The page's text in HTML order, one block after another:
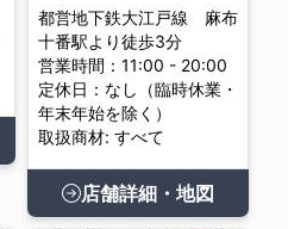
都営地下鉄大江戸線 麻布
十番駅より徒歩3分
営業時間：11:00 - 20:00
定休日：なし（臨時休業・
年末年始を除く）
取扱商材: すべて
店舗詳細・地図